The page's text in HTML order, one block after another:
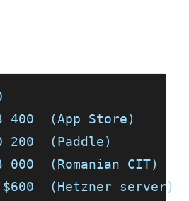
400  (App Store)
200  (Paddle)
000  (Romanian CIT)
(Hetzner server)